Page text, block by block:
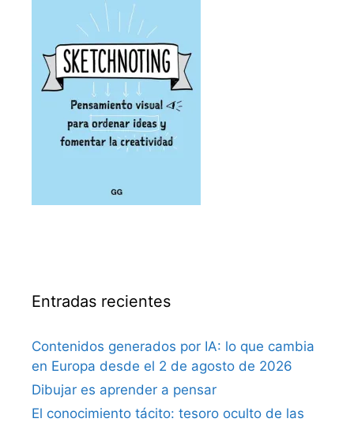
Entradas recientes
Contenidos generados por IA: lo que cambia
en Europa desde el 2 de agosto de 2026
Dibujar es aprender a pensar
El conocimiento tácito: tesoro oculto de las